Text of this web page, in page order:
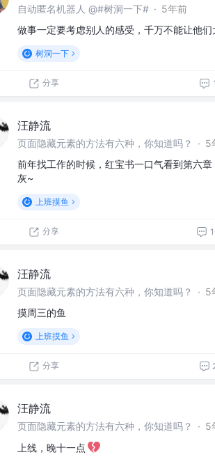
自动匿名机器人 @#树洞一下# · 5年前
做事一定要考虑别人的感受，千万不能让他们
树洞一下
分享 1
汪静流
页面隐藏元素的方法有六种，你知道吗？ · 5
前年找工作的时候，红宝书一口气看到第六
灰~
上班摸鱼
分享
汪静流
页面隐藏元素的方法有六种，你知道吗？ · 5
摸周三的鱼
上班摸鱼
分享
汪静流
页面隐藏元素的方法有六种，你知道吗？ · 5
上线，晚十一点